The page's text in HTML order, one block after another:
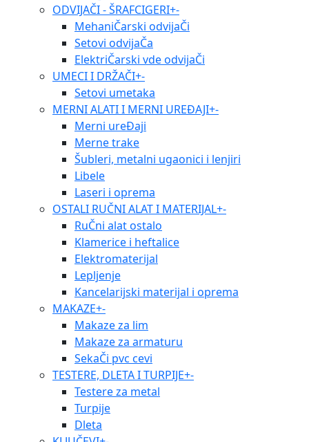
ODVIJAČI - ŠRAFCIGERI+-
MehaniČarski odvijaČi
Setovi odvijaČa
ElektriČarski vde odvijaČi
UMECI I DRŽAČI+-
Setovi umetaka
MERNI ALATI I MERNI UREĐAJI+-
Merni ureĐaji
Merne trake
Šubleri, metalni ugaonici i lenjiri
Libele
Laseri i oprema
OSTALI RUČNI ALAT I MATERIJAL+-
RuČni alat ostalo
Klamerice i heftalice
Elektromaterijal
Lepljenje
Kancelarijski materijal i oprema
MAKAZE+-
Makaze za lim
Makaze za armaturu
SekaČi pvc cevi
TESTERE, DLETA I TURPIJE+-
Testere za metal
Turpije
Dleta